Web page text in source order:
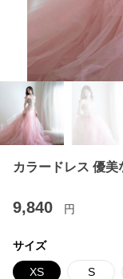
カラードレス 優
9,840 円
サイズ
XS S